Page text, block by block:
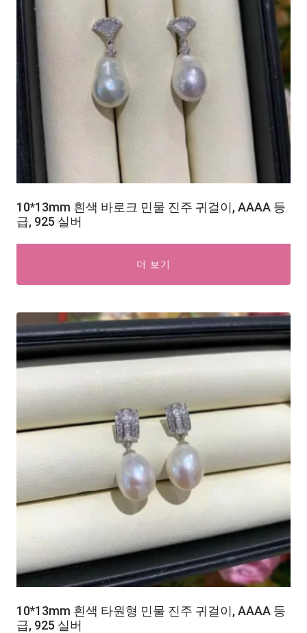
10*13mm 흰색 바로크 민물 진주 귀걸이, AAAA 등
급, 925 실버
더 보기
10*13mm 흰색 타원형 민물 진주 귀걸이, AAAA 등
급, 925 실버